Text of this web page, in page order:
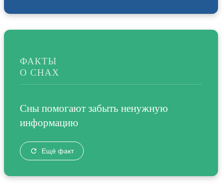
ФАКТЫ
О СНАХ
Сны помогают забыть ненужную
информацию
Ещё факт